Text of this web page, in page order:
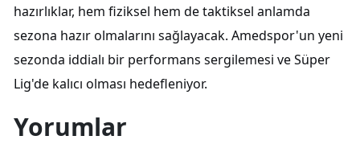
hazırlıklar, hem fiziksel hem de taktiksel anlamda
sezona hazır olmalarını sağlayacak. Amedspor'un yeni
sezonda iddialı bir performans sergilemesi ve Süper
Lig'de kalıcı olması hedefleniyor.
Yorumlar